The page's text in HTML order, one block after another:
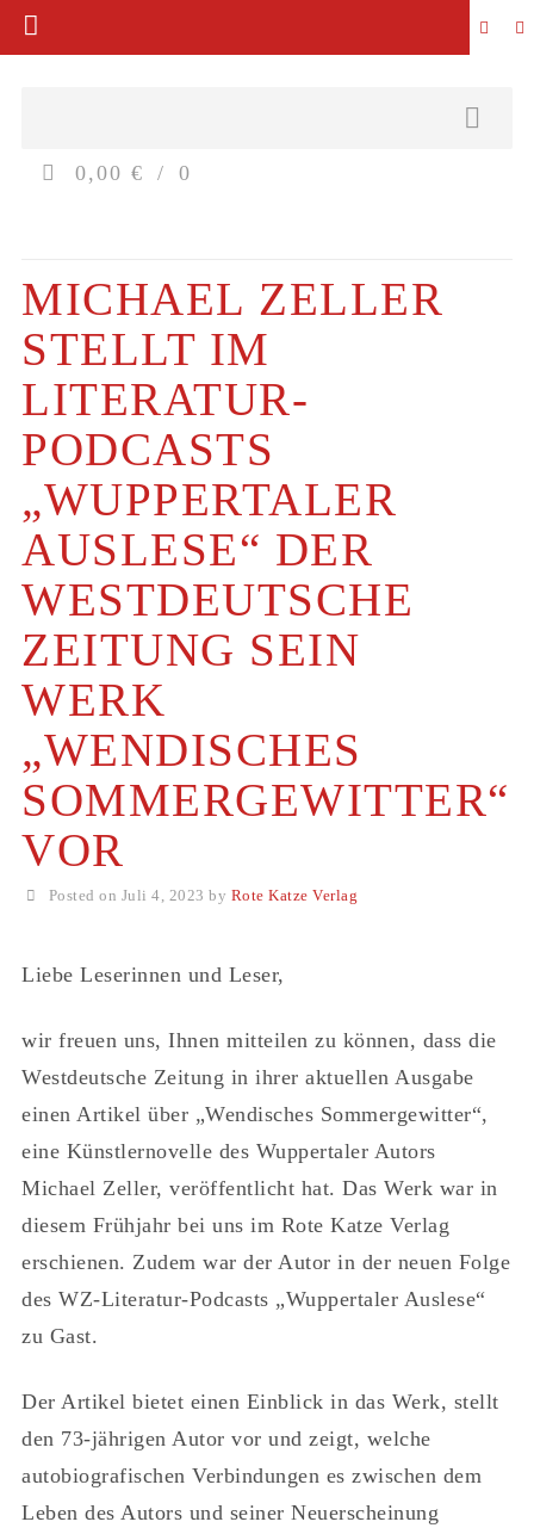
0,00 € 0
MICHAEL ZELLER
STELLT IM
LITERATUR-
PODCASTS
„WUPPERTALER
AUSLESE“ DER
WESTDEUTSCHE
ZEITUNG SEIN
WERK
„WENDISCHES
SOMMERGEWITTER“
VOR
Posted on Juli 4, 2023 by Rote Katze Verlag
Liebe Leserinnen und Leser,
wir freuen uns, Ihnen mitteilen zu können, dass die
Westdeutsche Zeitung in ihrer aktuellen Ausgabe
einen Artikel über „Wendisches Sommergewitter“,
eine Künstlernovelle des Wuppertaler Autors
Michael Zeller, veröffentlicht hat. Das Werk war in
diesem Frühjahr bei uns im Rote Katze Verlag
erschienen. Zudem war der Autor in der neuen Folge
des WZ-Literatur-Podcasts „Wuppertaler Auslese“
zu Gast.
Der Artikel bietet einen Einblick in das Werk, stellt
den 73-jährigen Autor vor und zeigt, welche
autobiografischen Verbindungen es zwischen dem
Leben des Autors und seiner Neuerscheinung